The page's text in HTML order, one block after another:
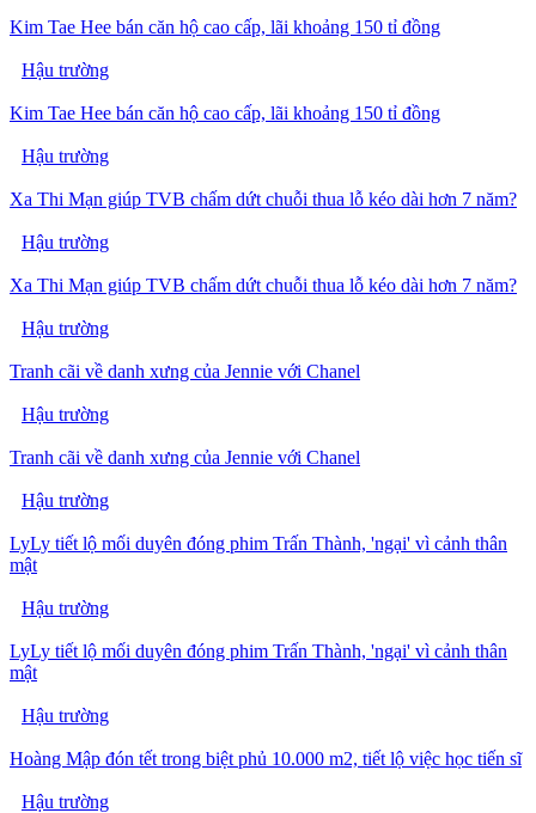
Kim Tae Hee bán căn hộ cao cấp, lãi khoảng 150 tỉ đồng
Hậu trường
Kim Tae Hee bán căn hộ cao cấp, lãi khoảng 150 tỉ đồng
Hậu trường
Xa Thi Mạn giúp TVB chấm dứt chuỗi thua lỗ kéo dài hơn 7 năm?
Hậu trường
Xa Thi Mạn giúp TVB chấm dứt chuỗi thua lỗ kéo dài hơn 7 năm?
Hậu trường
Tranh cãi về danh xưng của Jennie với Chanel
Hậu trường
Tranh cãi về danh xưng của Jennie với Chanel
Hậu trường
LyLy tiết lộ mối duyên đóng phim Trấn Thành, 'ngại' vì cảnh thân
mật
Hậu trường
LyLy tiết lộ mối duyên đóng phim Trấn Thành, 'ngại' vì cảnh thân
mật
Hậu trường
Hoàng Mập đón tết trong biệt phủ 10.000 m2, tiết lộ việc học tiến sĩ
Hậu trường